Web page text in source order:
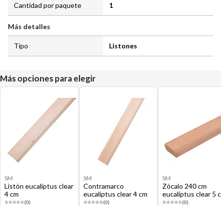
Cantidad por paquete 1
Más detalles
Tipo Listones
Más opciones para elegir
SM
Listón eucaliptus clear
4 cm
(0)
SM
Contramarco
eucaliptus clear 4 cm
(0)
SM
Zócalo 240 cm
eucaliptus clear 5
(0)